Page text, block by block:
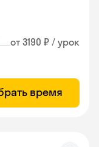
от 3190 ₽ / урок
время